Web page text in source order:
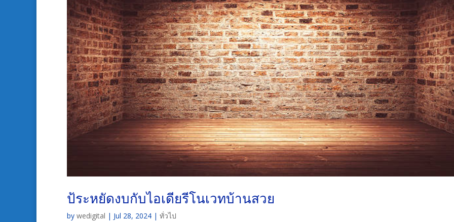
ป้ระหยัดงบกับไอเดียรีโนเวทบ้านสวย
by wedigital | Jul 28, 2024 | ทั่วไป